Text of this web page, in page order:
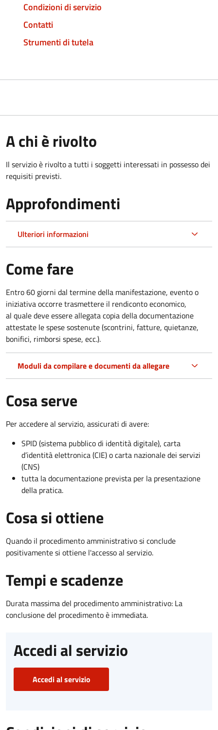
Condizioni di servizio
Contatti
Strumenti di tutela
A chi è rivolto
Il servizio è rivolto a tutti i soggetti interessati in possesso dei
requisiti previsti.
Approfondimenti
Ulteriori informazioni
Come fare
Entro 60 giorni dal termine della manifestazione, evento o
iniziativa occorre trasmettere il rendiconto economico,
al quale deve essere allegata copia della documentazione
attestate le spese sostenute (scontrini, fatture, quietanze,
bonifici, rimborsi spese, ecc.).
Moduli da compilare e documenti da allegare
Cosa serve
Per accedere al servizio, assicurati di avere:
SPID (sistema pubblico di identità digitale), carta
d’identità elettronica (CIE) o carta nazionale dei servizi
(CNS)
tutta la documentazione prevista per la presentazione
della pratica.
Cosa si ottiene
Quando il procedimento amministrativo si conclude
positivamente si ottiene l'accesso al servizio.
Tempi e scadenze
Durata massima del procedimento amministrativo: La
conclusione del procedimento è immediata.
Accedi al servizio
Accedi al servizio